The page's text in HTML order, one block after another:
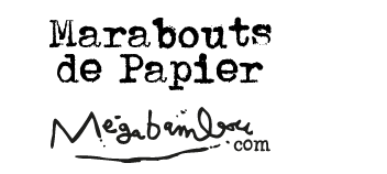
Marabouts
de Papier